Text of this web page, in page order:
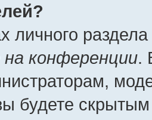
личного
на конференции.
будете